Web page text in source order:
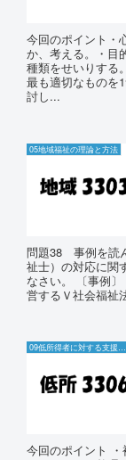
今回のポイント・
か、考える。・目
種類をせいりする
最も適切なものを
討し...
05地域福祉の理論と方法
問題38 事例を読
祉士）の対応に関
なさい。 〔事例
営するＶ社会福祉
09低所得者に対する支援と生活保護制度
今回のポイント